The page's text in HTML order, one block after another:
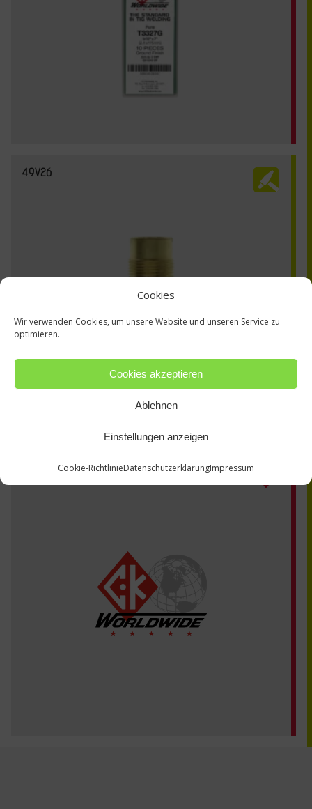
Cookies
Wir verwenden Cookies, um unsere Website und unseren Service zu
optimieren.
Cookies akzeptieren
Ablehnen
Einstellungen anzeigen
Cookie-RichtlinieDatenschutzerklärungImpressum
49V26
D2P8GS